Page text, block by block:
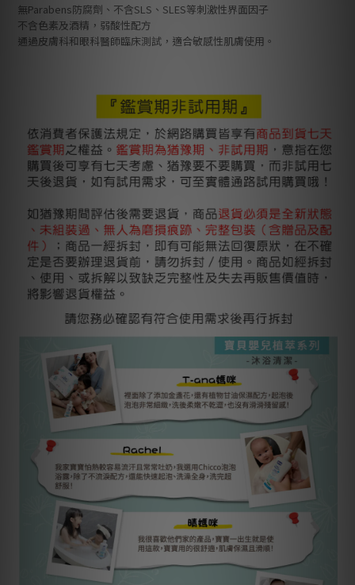
無Parabens防腐劑、不含SLS、SLES等刺激性界面因子
不含色素及酒精，弱酸性配方
通過皮膚科和眼科醫師臨床測試，適合敏感性肌膚使用。